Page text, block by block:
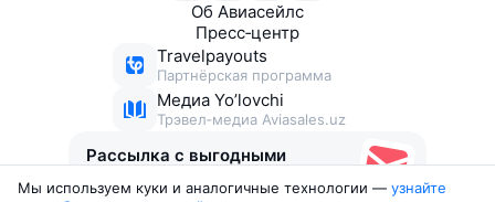
Об Авиасейлс
Пресс‑центр
Travelpayouts
Партнёрская программа
Медиа Yo’lovchi
Трэвел‑медиа Aviasales.uz
Рассылка с выгодными
Мы используем куки и аналогичные технологии — узнайте